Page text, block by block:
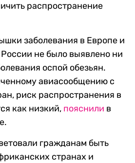
распространение
заболевания в Европе и
не было выявлено ни
оспой обезьян.
авиасообщению с
риск распространения в
как низкий, пояснили в
гражданам быть
странах и